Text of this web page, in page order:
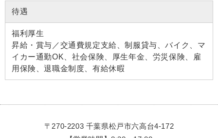
待遇
福利厚生
昇給・賞与／交通費規定支給、制服貸与、バイク、マ
イカー通勤OK、社会保険、厚生年金、労災保険、雇
用保険、退職金制度、有給休暇
〒270-2203 千葉県松戸市六高台4-172